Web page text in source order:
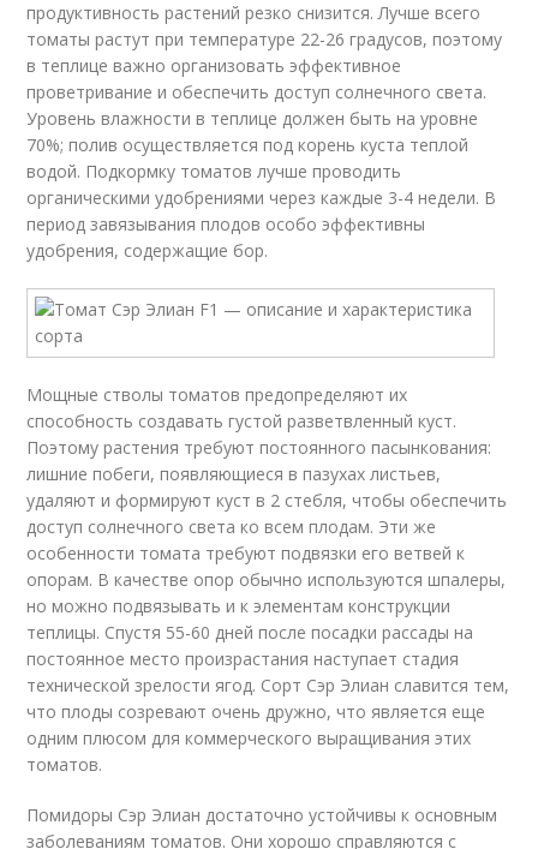
продуктивность растений резко снизится. Лучше всего
томаты растут при температуре 22-26 градусов, поэтому
в теплице важно организовать эффективное
проветривание и обеспечить доступ солнечного света.
Уровень влажности в теплице должен быть на уровне
70%; полив осуществляется под корень куста теплой
водой. Подкормку томатов лучше проводить
органическими удобрениями через каждые 3-4 недели. В
период завязывания плодов особо эффективны
удобрения, содержащие бор.
Мощные стволы томатов предопределяют их
способность создавать густой разветвленный куст.
Поэтому растения требуют постоянного пасынкования:
лишние побеги, появляющиеся в пазухах листьев,
удаляют и формируют куст в 2 стебля, чтобы обеспечить
доступ солнечного света ко всем плодам. Эти же
особенности томата требуют подвязки его ветвей к
опорам. В качестве опор обычно используются шпалеры,
но можно подвязывать и к элементам конструкции
теплицы. Спустя 55-60 дней после посадки рассады на
постоянное место произрастания наступает стадия
технической зрелости ягод. Сорт Сэр Элиан славится тем,
что плоды созревают очень дружно, что является еще
одним плюсом для коммерческого выращивания этих
томатов.
Помидоры Сэр Элиан достаточно устойчивы к основным
заболеваниям томатов. Они хорошо справляются с